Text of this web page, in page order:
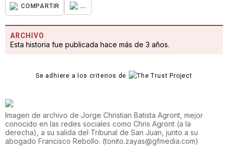
COMPARTIR ...
ARCHIVO
Esta historia fue publicada hace más de 3 años.
Se adhiere a los criterios de
Imagen de archivo de Jorge Christian Batista Agront, mejor
conocido en las redes sociales como Chris Agront (a la
derecha), a su salida del Tribunal de San Juan, junto a su
abogado Francisco Rebollo. (tonito.zayas@gfmedia.com)